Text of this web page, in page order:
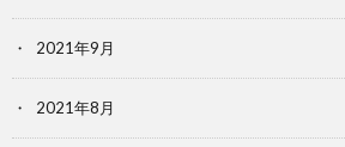
2021年9月
2021年8月